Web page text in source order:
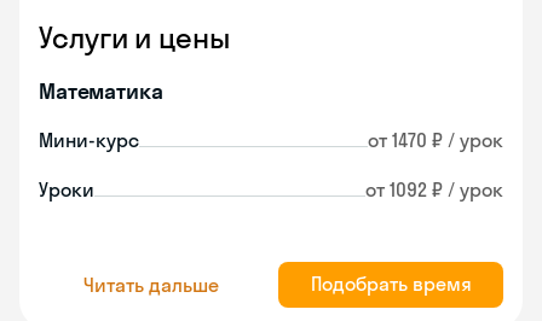
Услуги и цены
Математика
Мини-курс от 1470 ₽ / урок
Уроки от 1092 ₽ / урок
Читать дальше Подобрать время